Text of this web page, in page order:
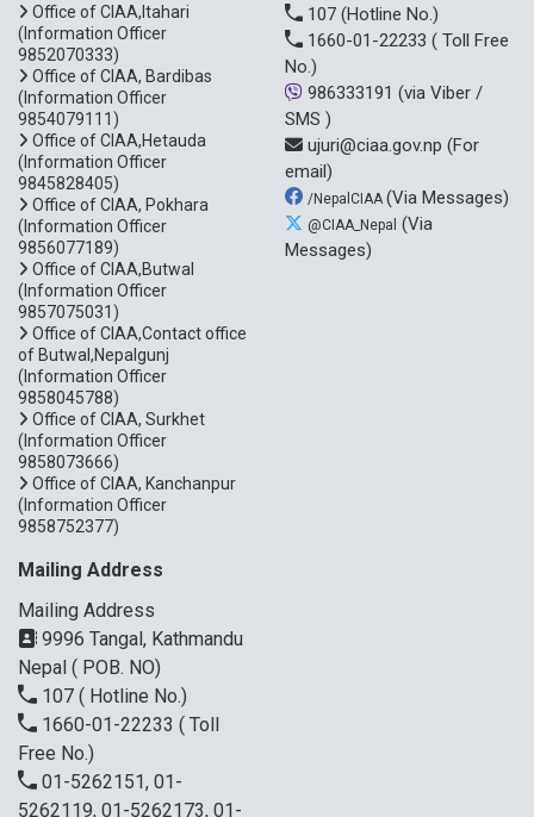
Office of CIAA,Itahari
(Information Officer
9852070333)
Office of CIAA, Bardibas
(Information Officer
9854079111)
Office of CIAA,Hetauda
(Information Officer
9845828405)
Office of CIAA, Pokhara
(Information Officer
9856077189)
Office of CIAA,Butwal
(Information Officer
9857075031)
Office of CIAA,Contact office
of Butwal,Nepalgunj
(Information Officer
9858045788)
Office of CIAA, Surkhet
(Information Officer
9858073666)
Office of CIAA, Kanchanpur
(Information Officer
9858752377)
107 (Hotline No.)
1660-01-22233 ( Toll Free
No.)
986333191 (via Viber /
SMS )
ujuri@ciaa.gov.np (For
email)
/NepalCIAA (Via Messages)
@CIAA_Nepal (Via
Messages)
Mailing Address
Mailing Address
9996 Tangal, Kathmandu
Nepal ( POB. NO)
107 ( Hotline No.)
1660-01-22233 ( Toll
Free No.)
01-5262151, 01-
5262119, 01-5262173, 01-